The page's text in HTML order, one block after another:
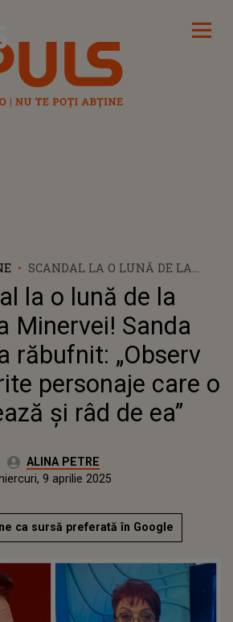
SCANDAL LA O LUNĂ DE LA
MOARTEA MINERVEI! SANDA
IONESCU A RĂBUFNIT: „OBSERV
ACUM DIFERITE PERSONAJE
CARE O DENIGREAZĂ ȘI RÂD DE
EA”
la o lună de la
Minervei! Sanda
răbufnit: „Observ
personaje care o
și râd de ea”
Autor:ALINA PETRE
9 aprilie 2025
ca sursă preferată în Google